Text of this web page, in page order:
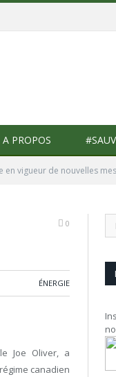
A PROPOS
en vigueur de nouvelles
0
ÉNERGIE
Joe Oliver, a
canadien